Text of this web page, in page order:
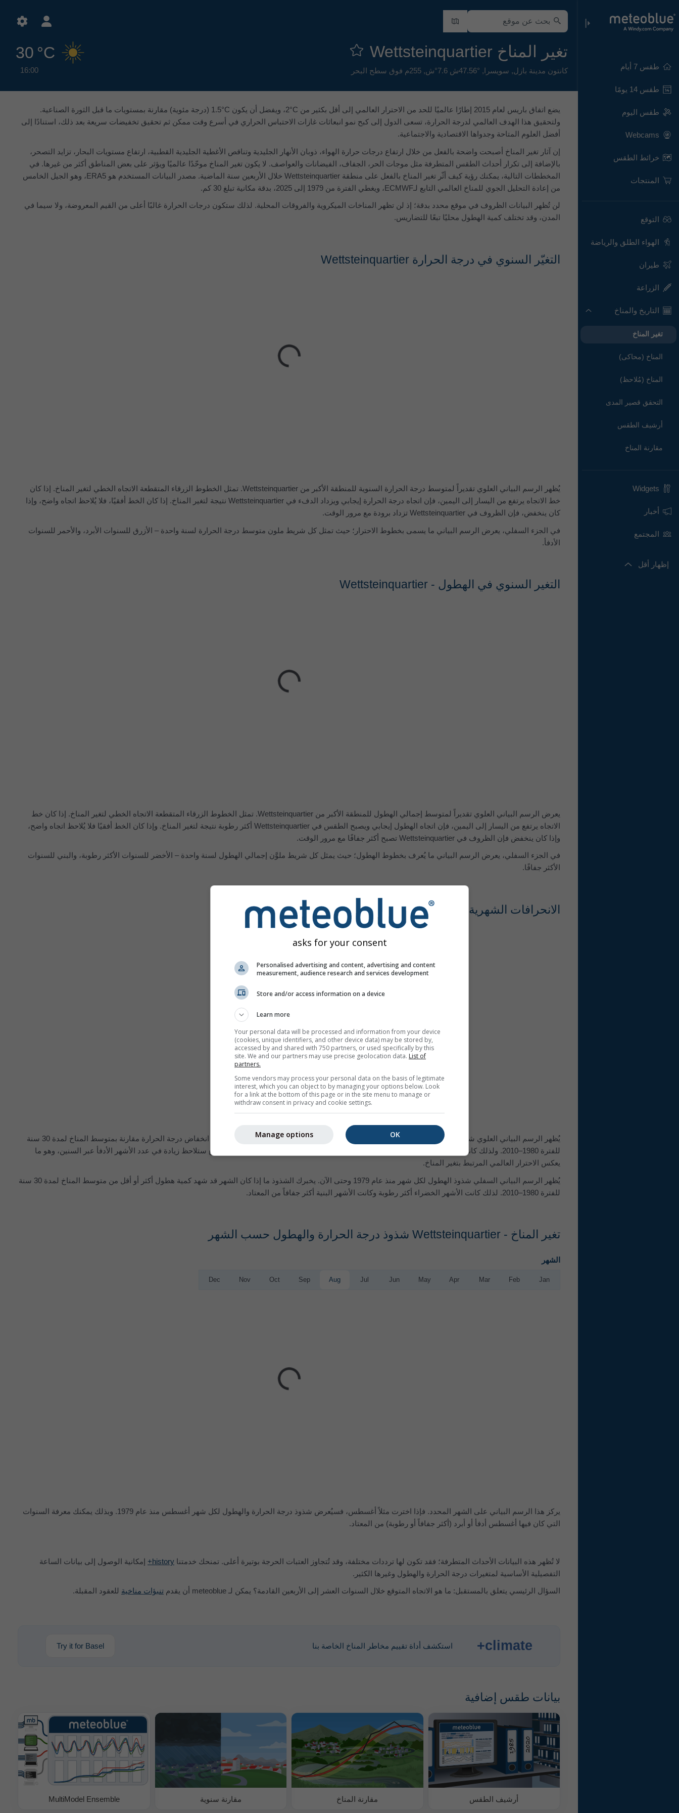
طقس 7 أيام
طقس 14 يومًا
طقس اليوم
Webcams
خرائط الطقس
المنتجات
التوقع
الهواء الطلق والرياضة
طيران
الزراعة
التاريخ والمناخ
تغير المناخ
المناخ (محاكى)
المناخ (مُلاحظ)
التحقق قصير المدى
أرشيف الطقس
مقارنة المناخ
Widgets
أخبار
المجتمع
إظهار أقل
تغير المناخ Wettsteinquartier
كانتون مدينة بازل, سويسرا, 47.56°ش 7.6°ش, 255م فوق سطح البحر
30 °C
16:00
يضع اتفاق باريس لعام 2015 إطارًا عالميًا للحد من الاحترار العالمي إلى أقل بكثير من ‎2°C، ويفضل أن يكون ‎1.5°C (درجة مئوية) مقارنة بمستويات ما قبل الثورة الصناعية.
ولتحقيق هذا الهدف العالمي لدرجة الحرارة، تسعى الدول إلى كبح نمو انبعاثات غازات الاحتباس الحراري في أسرع وقت ممكن ثم تحقيق تخفيضات سريعة بعد ذلك، استنادًا إلى
أفضل العلوم المتاحة وجدواها الاقتصادية والاجتماعية.
إن آثار تغير المناخ أصبحت واضحة بالفعل من خلال ارتفاع درجات حرارة الهواء، ذوبان الأنهار الجليدية وتناقص الأغطية الجليدية القطبية، ارتفاع مستويات البحار، تزايد التصحر،
بالإضافة إلى تكرار أحداث الطقس المتطرفة مثل موجات الحر، الجفاف، الفيضانات والعواصف. لا يكون تغير المناخ موحّدًا عالميًا ويؤثر على بعض المناطق أكثر من غيرها. في
المخططات التالية، يمكنك رؤية كيف أثّر تغير المناخ بالفعل على منطقة Wettsteinquartier خلال الأربعين سنة الماضية. مصدر البيانات المستخدم هو ERA5، وهو الجيل الخامس
من إعادة التحليل الجوي للمناخ العالمي التابع لـECMWF، ويغطي الفترة من 1979 إلى 2025، بدقة مكانية تبلغ 30 كم.
لن تُظهر البيانات الظروف في موقع محدد بدقة؛ إذ لن تظهر المناخات الميكروية والفروقات المحلية. لذلك ستكون درجات الحرارة غالبًا أعلى من القيم المعروضة، ولا سيما في
المدن، وقد تختلف كمية الهطول محليًا تبعًا للتضاريس.
التغيّر السنوي في درجة الحرارة ‎Wettsteinquartier
يُظهر الرسم البياني العلوي تقديراً لمتوسط درجة الحرارة السنوية للمنطقة الأكبر من Wettsteinquartier. تمثل الخطوط الزرقاء المتقطعة الاتجاه الخطي لتغير المناخ. إذا كان
خط الاتجاه يرتفع من اليسار إلى اليمين، فإن اتجاه درجة الحرارة إيجابي ويزداد الدفء في Wettsteinquartier نتيجة لتغير المناخ. إذا كان الخط أفقيًا، فلا يُلاحظ اتجاه واضح، وإذا
كان ينخفض، فإن الظروف في Wettsteinquartier تزداد برودة مع مرور الوقت.
في الجزء السفلي، يعرض الرسم البياني ما يسمى بخطوط الاحترار؛ حيث تمثل كل شريط ملون متوسط درجة الحرارة لسنة واحدة – الأزرق للسنوات الأبرد، والأحمر للسنوات
الأدفأ.
التغير السنوي في الهطول - Wettsteinquartier
يعرض الرسم البياني العلوي تقديراً لمتوسط إجمالي الهطول للمنطقة الأكبر من Wettsteinquartier. تمثل الخطوط الزرقاء المتقطعة الاتجاه الخطي لتغير المناخ. إذا كان خط
الاتجاه يرتفع من اليسار إلى اليمين، فإن اتجاه الهطول إيجابي ويصبح الطقس في Wettsteinquartier أكثر رطوبة نتيجة لتغير المناخ. وإذا كان الخط أفقيًا فلا يُلاحظ اتجاه واضح،
وإذا كان ينخفض فإن الظروف في Wettsteinquartier تصبح أكثر جفافًا مع مرور الوقت.
في الجزء السفلي، يعرض الرسم البياني ما يُعرف بخطوط الهطول؛ حيث يمثل كل شريط ملوَّن إجمالي الهطول لسنة واحدة – الأخضر للسنوات الأكثر رطوبة، والبني للسنوات
الأكثر جفافًا.
الانحرافات الشهرية في الحرارة والهطول – تغير المناخ Wettsteinquartier
يُظهر الرسم البياني العلوي شذوذ درجة الحرارة لكل شهر منذ عام 1979 وحتى الآن. يخبرك الشذوذ بمدى ارتفاع أو انخفاض درجة الحرارة مقارنة بمتوسط المناخ لمدة 30 سنة
للفترة 1980–2010. ولذلك كانت الأشهر الحمراء أكثر دفئاً وكانت الأشهر الزرقاء أبرد من المعتاد. في معظم المواقع ستلاحظ زيادة في عدد الأشهر الأدفأ عبر السنين، وهو ما
يعكس الاحترار العالمي المرتبط بتغير المناخ.
يُظهر الرسم البياني السفلي شذوذ الهطول لكل شهر منذ عام 1979 وحتى الآن. يخبرك الشذوذ ما إذا كان الشهر قد شهد كمية هطول أكثر أو أقل من متوسط المناخ لمدة 30 سنة
للفترة 1980–2010. لذلك كانت الأشهر الخضراء أكثر رطوبة وكانت الأشهر البنية أكثر جفافاً من المعتاد.
تغير المناخ - Wettsteinquartier شذوذ درجة الحرارة والهطول حسب الشهر
الشهر
Jan
Feb
Mar
Apr
May
Jun
Jul
Aug
Sep
Oct
Nov
Dec
يركز هذا الرسم البياني على الشهر المحدد. فإذا اخترت مثلاً أغسطس، فسيُعرض شذوذ درجة الحرارة والهطول لكل شهر أغسطس منذ عام 1979. وبذلك يمكنك معرفة السنوات
التي كان فيها أغسطس أدفأ أو أبرد (أكثر جفافاً أو رطوبة) من المعتاد.
لا تُظهر هذه البيانات الأحداث المتطرفة؛ فقد تكون لها ترددات مختلفة، وقد تُتجاوز العتبات الحرجة بوتيرة أعلى. تمنحك خدمتنا history+
إمكانية الوصول إلى بيانات الساعة
التفصيلية الأساسية لمتغيرات درجة الحرارة والهطول وغيرها الكثير.
السؤال الرئيسي يتعلق بالمستقبل: ما هو الاتجاه المتوقع خلال السنوات العشر إلى الأربعين القادمة؟ يمكن لـ meteoblue أن يقدم تنبؤات مناخية للعقود المقبلة.
climate+ استكشف أداة تقييم مخاطر المناخ الخاصة بنا Try it for Basel
بيانات طقس إضافية
أرشيف الطقس مقارنة المناخ مقارنة سنوية MultiModel Ensemble
asks for your consent
Personalised advertising and content, advertising and content
measurement, audience research and services development
Store and/or access information on a device
Learn more
Your personal data will be processed and information from your device
(cookies, unique identifiers, and other device data) may be stored by,
accessed by and shared with 750 partners, or used specifically by this
site. We and our partners may use precise geolocation data. List of
partners.
Some vendors may process your personal data on the basis of legitimate
interest, which you can object to by managing your options below. Look
for a link at the bottom of this page or in the site menu to manage or
withdraw consent in privacy and cookie settings.
OK
Manage options